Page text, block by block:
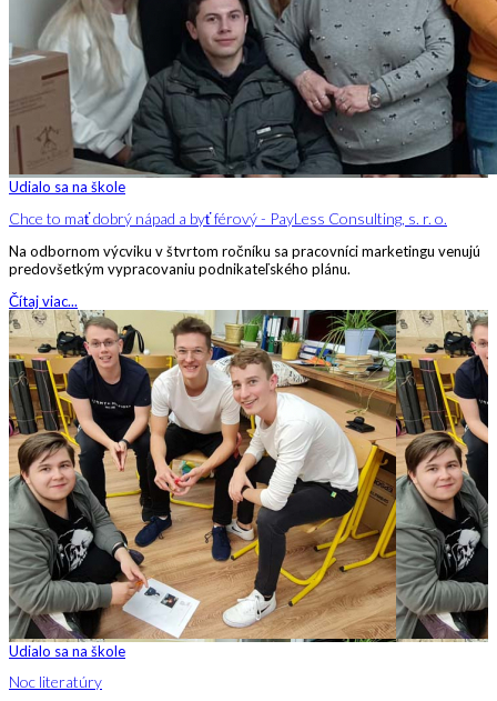
Udialo sa na škole
Chce to mať dobrý nápad a byť férový - PayLess Consulting, s. r. o.
Na odbornom výcviku v štvrtom ročníku sa pracovníci marketingu venujú
predovšetkým vypracovaniu podnikateľského plánu.
Čítaj viac...
Udialo sa na škole
Noc literatúry